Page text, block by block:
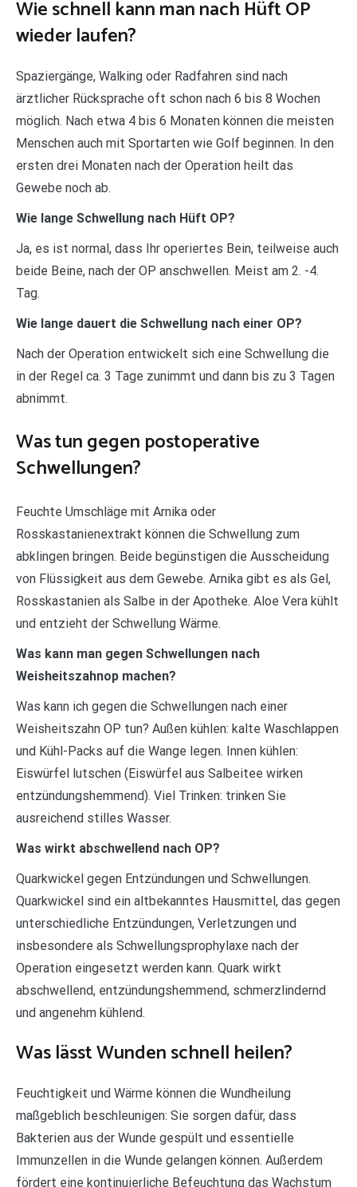
Wie schnell kann man nach Hüft OP
wieder laufen?
Spaziergänge, Walking oder Radfahren sind nach
ärztlicher Rücksprache oft schon nach 6 bis 8 Wochen
möglich. Nach etwa 4 bis 6 Monaten können die meisten
Menschen auch mit Sportarten wie Golf beginnen. In den
ersten drei Monaten nach der Operation heilt das
Gewebe noch ab.
Wie lange Schwellung nach Hüft OP?
Ja, es ist normal, dass Ihr operiertes Bein, teilweise auch
beide Beine, nach der OP anschwellen. Meist am 2. -4.
Tag.
Wie lange dauert die Schwellung nach einer OP?
Nach der Operation entwickelt sich eine Schwellung die
in der Regel ca. 3 Tage zunimmt und dann bis zu 3 Tagen
abnimmt.
Was tun gegen postoperative
Schwellungen?
Feuchte Umschläge mit Arnika oder
Rosskastanienextrakt können die Schwellung zum
abklingen bringen. Beide begünstigen die Ausscheidung
von Flüssigkeit aus dem Gewebe. Arnika gibt es als Gel,
Rosskastanien als Salbe in der Apotheke. Aloe Vera kühlt
und entzieht der Schwellung Wärme.
Was kann man gegen Schwellungen nach
Weisheitszahnop machen?
Was kann ich gegen die Schwellungen nach einer
Weisheitszahn OP tun? Außen kühlen: kalte Waschlappen
und Kühl-Packs auf die Wange legen. Innen kühlen:
Eiswürfel lutschen (Eiswürfel aus Salbeitee wirken
entzündungshemmend). Viel Trinken: trinken Sie
ausreichend stilles Wasser.
Was wirkt abschwellend nach OP?
Quarkwickel gegen Entzündungen und Schwellungen.
Quarkwickel sind ein altbekanntes Hausmittel, das gegen
unterschiedliche Entzündungen, Verletzungen und
insbesondere als Schwellungsprophylaxe nach der
Operation eingesetzt werden kann. Quark wirkt
abschwellend, entzündungshemmend, schmerzlindernd
und angenehm kühlend.
Was lässt Wunden schnell heilen?
Feuchtigkeit und Wärme können die Wundheilung
maßgeblich beschleunigen: Sie sorgen dafür, dass
Bakterien aus der Wunde gespült und essentielle
Immunzellen in die Wunde gelangen können. Außerdem
fördert eine kontinuierliche Befeuchtung das Wachstum